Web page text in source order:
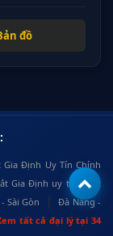
đồ
Gia Định Uy Tín Chính
Gia Định uy tín, chất
Sài Gòn |
Đà Nẵng -
tất cả đại lý tại 34